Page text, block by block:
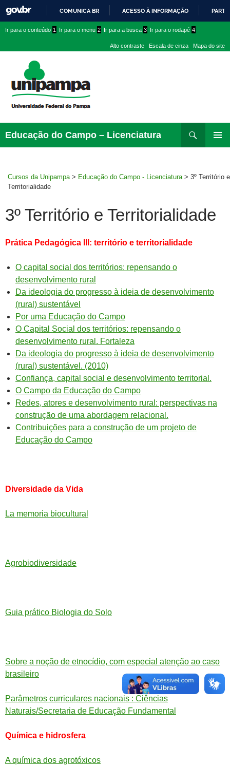
PARA
CONTEÚDO
COMUNICA BR ACESSO À INFORMAÇÃO
conteúdo
menu
superior
menu
Ir para o conteúdo 1 Ir para o menu 2 Ir para a busca 3 Ir para o rodapé 4
Alto contraste Escala de cinza Mapa do site
Educação do Campo – Licenciatura
para
Cursos da Unipampa > Educação do Campo - Licenciatura > 3º Território e
Territorialidade
3º Território e Territorialidade
Prática Pedagógica III: território e territorialidade
O capital social dos territórios: repensando o
desenvolvimento rural
Da ideologia do progresso à ideia de desenvolvimento
(rural) sustentável
Por uma Educação do Campo
O Capital Social dos territórios: repensando o
desenvolvimento rural. Fortaleza
Da ideologia do progresso à ideia de desenvolvimento
(rural) sustentável. (2010)
Confiança, capital social e desenvolvimento territorial.
O Campo da Educação do Campo
Redes, atores e desenvolvimento rural: perspectivas na
construção de uma abordagem relacional.
Contribuições para a construção de um projeto de
Educação do Campo
Diversidade da Vida
La memoria biocultural
Agrobiodiversidade
Guia prático Biologia do Solo
Sobre a noção de etnocídio, com especial atenção ao caso
brasileiro
Parâmetros curriculares nacionais : Ciências
Naturais/Secretaria de Educação Fundamental
Química e hidrosfera
A química dos agrotóxicos